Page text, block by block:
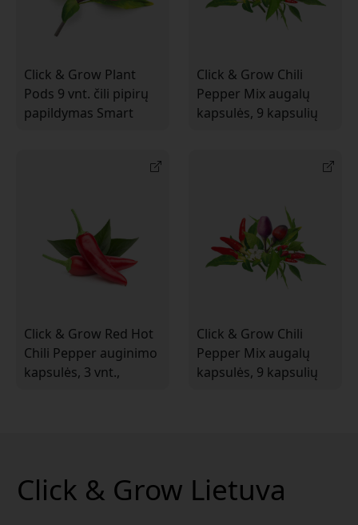
Click & Grow Plant
Pods 9 vnt. čili pipirų
papildymas Smart
Click & Grow Chili
Pepper Mix augalų
kapsulės, 9 kapsulių
Click & Grow Red Hot
Chili Pepper auginimo
kapsulės, 3 vnt.,
Click & Grow Chili
Pepper Mix augalų
kapsulės, 9 kapsulių
Click & Grow Lietuva